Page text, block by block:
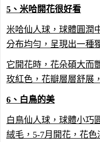
5、米哈開花很好看
米哈仙人球，球體圓潤
分布均勻，呈現出一種
它開花時，花朵碩大而
玫紅色，花瓣層層舒展
6、白鳥的美
白鳥仙人球，球體小巧
絨毛，5-7月開花，花